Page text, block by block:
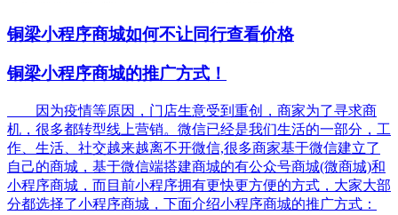
铜梁小程序商城如何不让同行查看价格
铜梁小程序商城的推广方式！
因为疫情等原因，门店生意受到重创，商家为了寻求商
机，很多都转型线上营销。微信已经是我们生活的一部分，工
作、生活、社交越来越离不开微信,很多商家基于微信建立了
自己的商城，基于微信端搭建商城的有公众号商城(微商城)和
小程序商城，而目前小程序拥有更快更方便的方式，大家大部
分都选择了小程序商城，下面介绍小程序商城的推广方式：